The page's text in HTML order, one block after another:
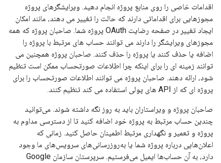
اقدامات خاصی را روی منابع پروژه انجام دهید. ویرایشگرهای پروژه
مجوزهایی برای اقداماتی دارند که حالت را تغییر می دهند، مانند امکان
ایجاد تغییر در صفحه رضایت OAuth پروژه شما. صاحبان پروژه که همه
مجوزهای ویرایشگر را دارند می توانند حساب های مرتبط با پروژه را
اضافه یا حذف کنند یا پروژه را حذف کنند. صاحبان پروژه همچنین می
توانند زمینه ای را برای اینکه چرا اطلاعات صورتحساب ممکن است تنظیم
شود، ارائه دهند. صاحبان پروژه می توانند اطلاعات صورتحساب را برای
پروژه ای که از API های پولی استفاده می کند تنظیم کنند.
صاحبان پروژه و ویراستاران باید به روز نگه داشته شوند. می‌توانید
چندین حساب مرتبط به پروژه خود اضافه کنید تا از دسترسی مداوم به
پروژه و تعمیر و نگهداری مرتبط اطمینان حاصل کنید. زمانی که
اعلان‌هایی درباره پروژه شما یا به‌روزرسانی‌های سرویس‌های ما وجود
دارد، به آن حساب‌ها ایمیل می‌فرستیم. سرپرستان سازمان Google